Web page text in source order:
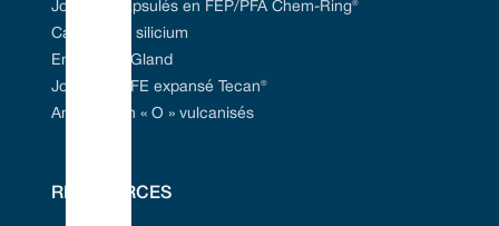
Joints encapsulés en FEP/PFA Chem-Ring®
Carbure de silicium
Emballage Gland
Joint en PTFE expansé Tecan®
Anneaux en « O » vulcanisés
RESSOURCES